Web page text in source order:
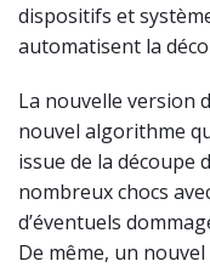
dispositifs et
automatisent la
La nouvelle version
nouvel algorithme
issue de la découpe
nombreux chocs
d’éventuels
De même, un